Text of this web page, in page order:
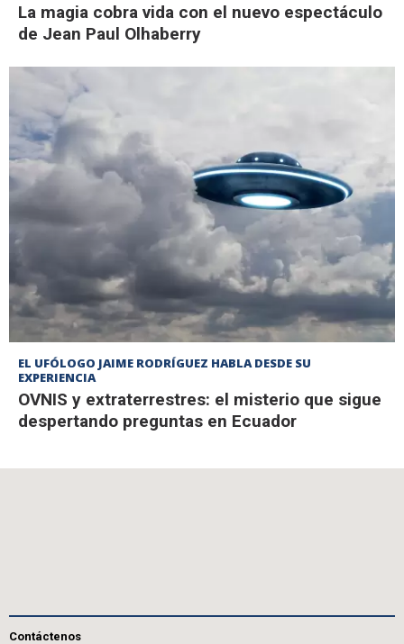
La magia cobra vida con el nuevo espectáculo
de Jean Paul Olhaberry
EL UFÓLOGO JAIME RODRÍGUEZ HABLA DESDE SU
EXPERIENCIA
OVNIS y extraterrestres: el misterio que sigue
despertando preguntas en Ecuador
Contáctenos